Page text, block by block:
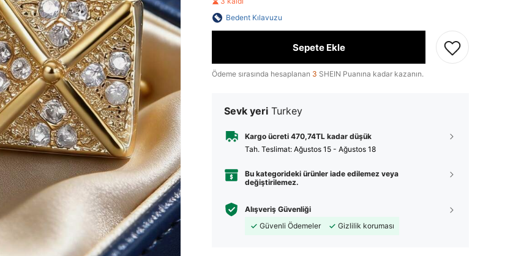
Bedent Kılavuzu
Sepete Ekle
Ödeme sırasında hesaplanan 3 SHEIN Puanına kadar kazanın.
Sevk yeri Turkey
Kargo ücreti 470,74TL kadar düşük
Tah. Teslimat: Ağustos 15 - Ağustos 18
Bu kategorideki ürünler iade edilemez veya
değiştirilemez.
Alışveriş Güvenliği
Güvenli Ödemeler
Gizlilik koruması